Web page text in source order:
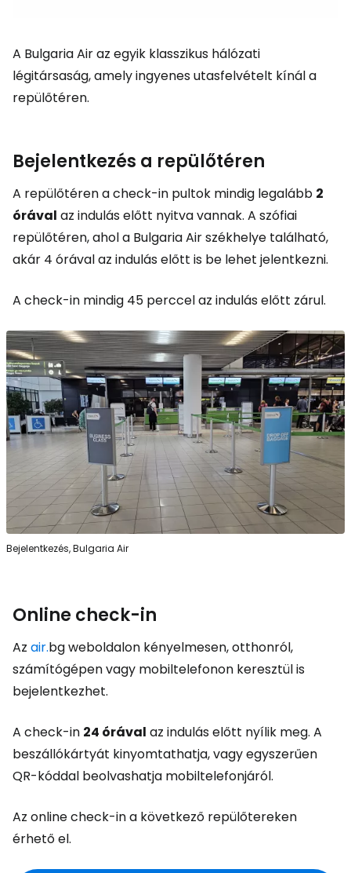
A Bulgaria Air az egyik klasszikus hálózati
légitársaság, amely ingyenes utasfelvételt kínál a
repülőtéren.
Bejelentkezés a repülőtéren
A repülőtéren a check-in pultok mindig legalább 2
órával az indulás előtt nyitva vannak. A szófiai
repülőtéren, ahol a Bulgaria Air székhelye található,
akár 4 órával az indulás előtt is be lehet jelentkezni.
A check-in mindig 45 perccel az indulás előtt zárul.
Bejelentkezés, Bulgaria Air
Online check-in
Az air.bg weboldalon kényelmesen, otthonról,
számítógépen vagy mobiltelefonon keresztül is
bejelentkezhet.
A check-in 24 órával az indulás előtt nyílik meg. A
beszállókártyát kinyomtathatja, vagy egyszerűen
QR-kóddal beolvashatja mobiltelefonjáról.
Az online check-in a következő repülőtereken
érhető el.